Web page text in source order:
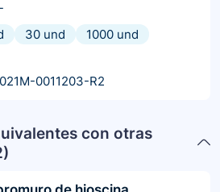
-
30 und
1000 und
0011203-R2
con otras
)